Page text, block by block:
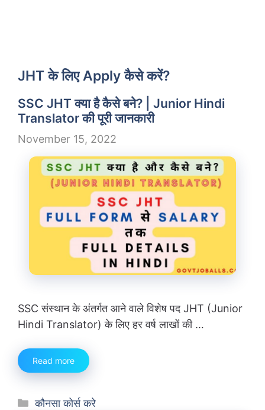
JHT के लिए Apply कैसे करें?
SSC JHT क्या है कैसे बने? | Junior Hindi
Translator की पूरी जानकारी
November 15, 2022
SSC संस्थान के अंतर्गत आने वाले विशेष पद JHT (Junior
Hindi Translator) के लिए हर वर्ष लाखों की …
Read more
Categories
कौनसा कोर्स करे